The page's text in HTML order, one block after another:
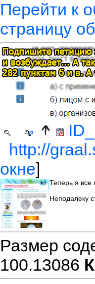
Перейти к
страницу
http://
окне]
Теперь я все
Неподалеку
Размер
100.13086